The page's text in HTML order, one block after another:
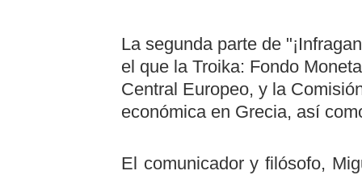
La segunda parte de
el que la Troika: Fondo
Central Europeo, y la
económica en Grecia, así
El comunicador y filósofo,